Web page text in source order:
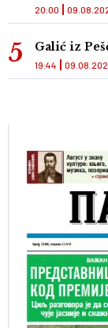
20:00
Galić iz
19:44